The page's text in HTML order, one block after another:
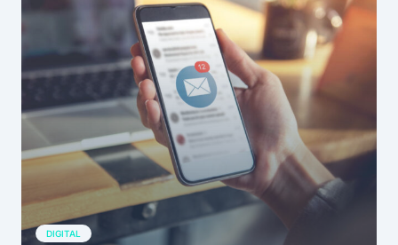
DIGITAL